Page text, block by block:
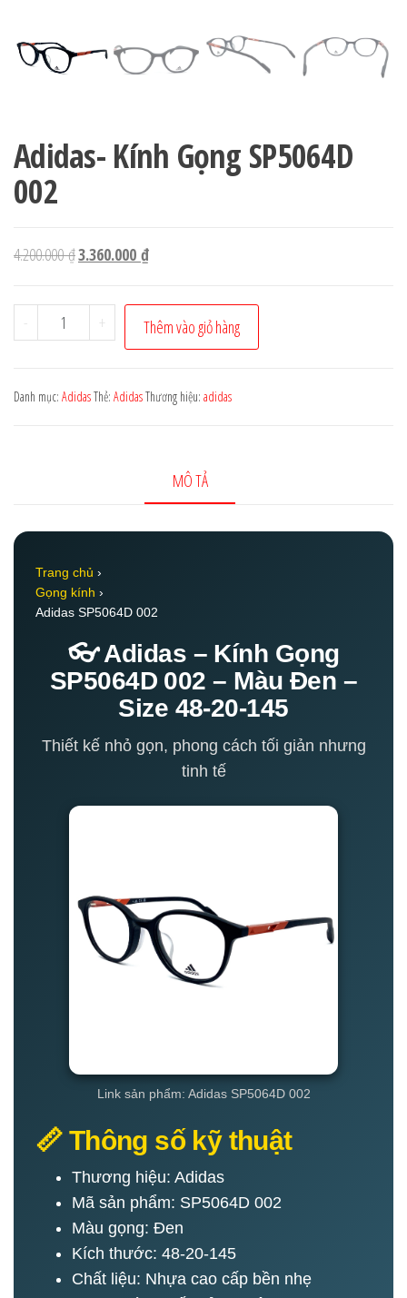
Adidas- Kính Gọng SP5064D
002
4.200.000₫Giá
là:
4.200.000 ₫.
3.360.000 ₫Giá
tại
là:
3.360.000 ₫.
-
Adidas-
Kính
SP5064D
+ Thêm vào giỏ hàng
Danh mục: AdidasThẻ: AdidasThương hiệu: adidas
MÔ TẢ
Trang chủ ›
Gọng kính ›
Adidas SP5064D 002
👓 Adidas – Kính Gọng
SP5064D 002 – Màu Đen –
Size 48-20-145
Thiết kế nhỏ gọn, phong cách tối giản nhưng
tinh tế
Link sản phẩm: Adidas SP5064D 002
📏 Thông số kỹ thuật
Thương hiệu: Adidas
Mã sản phẩm: SP5064D 002
Màu gọng: Đen
Kích thước: 48-20-145
Chất liệu: Nhựa cao cấp bền nhẹ